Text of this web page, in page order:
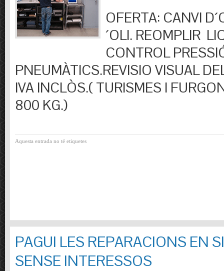
OFERTA: CANVI
´OLI. REOMPLIR
CONTROL
PNEUMÀTICS.REVISIO VISUAL
IVA INCLÒS.( TURISMES I
800 KG.)
Aquesta entrada no té etiquetes
PAGUI LES REPARACIONS EN
SENSE INTERESSOS